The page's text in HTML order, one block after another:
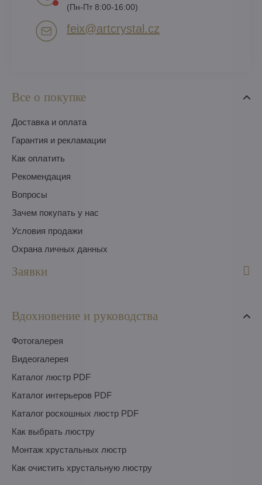
Все о покупке
Доставка и оплата
Гарантия и рекламации
Как оплатить
Pекомендация
Вопросы
Зачем покупать у нас
Условия продажи
Охрана личных данных
Заявки
Вдохновение и руководства
Фотогалерея
Видеогалерея
Каталог люстр PDF
Каталог интерьеров PDF
Каталог роскошных люстр PDF
Как выбрать люстру
Монтаж хрустальных люстр
Как очистить хрустальную люстру
(Пн-Пт 8:00-16:00)
feix​@artcrystal​.cz